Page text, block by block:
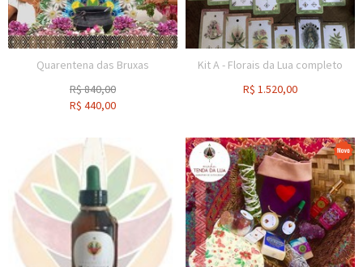
Quarentena das Bruxas
R$840,00
R$ 440,00
Kit A - Florais da Lua completo
R$ 1.520,00